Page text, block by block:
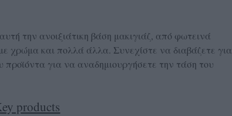
την ανοιξιάτικη βάση μακιγιάζ, από φωτεινά
χρώμα και πολλά άλλα. Συνεχίστε να διαβάζετε για
για να αναδημιουργήσετε την τάση του
products